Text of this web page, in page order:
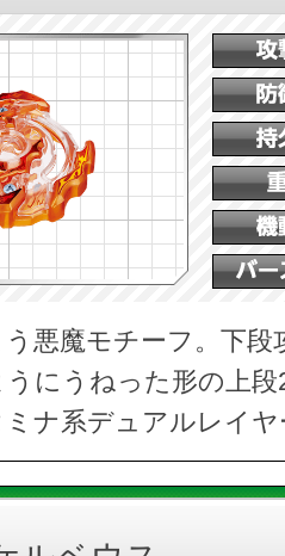
悪魔モチーフ。下
うにうねった形の上
ナ系デュアルレイヤ